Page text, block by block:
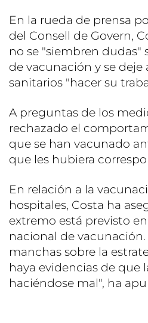
En la rueda de prensa
del Consell de Govern,
no se "siembren dudas"
de vacunación y se deje
sanitarios "hacer su
A preguntas de los
rechazado el
que se han vacunado
que les hubiera
En relación a la
hospitales, Costa ha
extremo está previsto
nacional de
manchas sobre la
haya evidencias de que
haciéndose mal", ha